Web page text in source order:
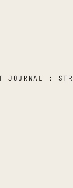
JOURNAL :